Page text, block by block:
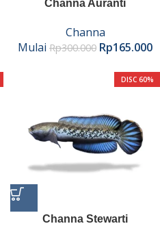
Channa Auranti
Channa
Mulai Rp300.000 Rp165.000
DISC 60%
Channa Stewarti